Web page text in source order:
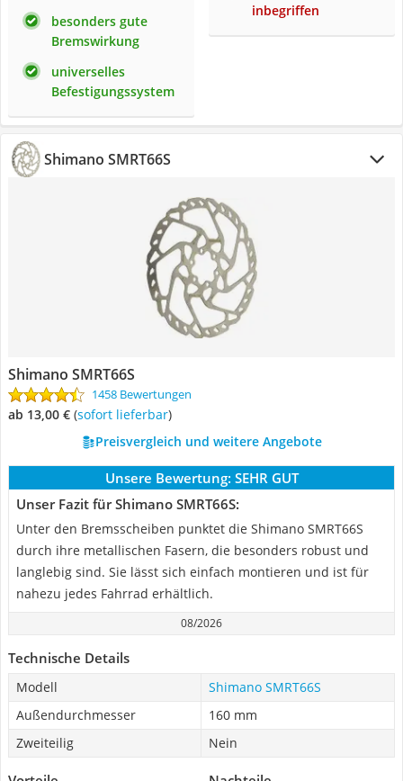
besonders gute
Bremswirkung
universelles
Befestigungssystem
inbegriffen
Shimano SMRT66S
Shimano SMRT66S
1458 Bewertungen
ab 13,00 € ( Sofort lieferbar)
Preisvergleich und weitere Angebote
Unsere Bewertung: SEHR GUT
Unser Fazit für Shimano SMRT66S:
Unter den Bremsscheiben punktet die Shimano SMRT66S
durch ihre metallischen Fasern, die besonders robust und
langlebig sind. Sie lässt sich einfach montieren und ist für
nahezu jedes Fahrrad erhältlich.
08/2026
Technische Details
Modell
Shimano SMRT66S
Außendurchmesser
160 mm
Zweiteilig
Nein